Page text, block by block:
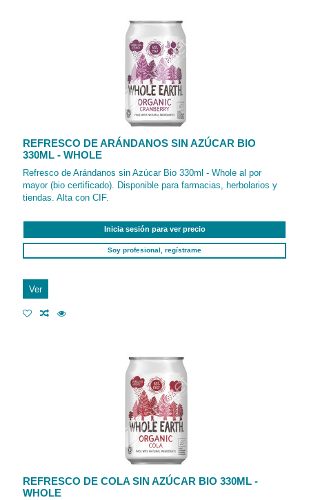
REFRESCO DE ARÁNDANOS SIN AZÚCAR BIO
330ML - WHOLE
Refresco de Arándanos sin Azúcar Bio 330ml - Whole al por
mayor (bio certificado). Disponible para farmacias, herbolarios y
tiendas. Alta con CIF.
Inicia sesión para ver precio
Soy profesional, regístrame
Ver
REFRESCO DE COLA SIN AZÚCAR BIO 330ML -
WHOLE